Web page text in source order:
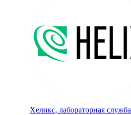
Хеликс, лабораторная служба